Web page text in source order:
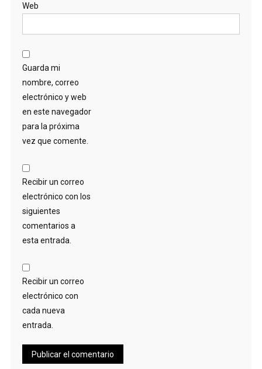
Web
Guarda mi
nombre, correo
electrónico y web
en este navegador
para la próxima
vez que comente.
Recibir un correo
electrónico con los
siguientes
comentarios a
esta entrada.
Recibir un correo
electrónico con
cada nueva
entrada.